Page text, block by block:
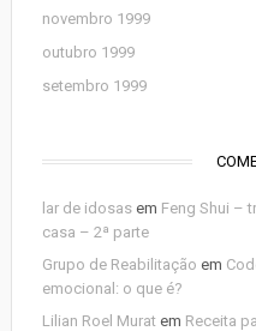
novembro 1999
outubro 1999
setembro 1999
lar de idosasem Feng Shui –
casa – 2ª parte
Grupo de Reabilitação em
emocional: o que é?
Lilian Roel Muratem Receita